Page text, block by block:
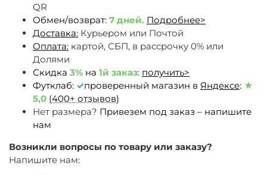
QR
Обмен/возврат: 7 дней. Подробнее>
Доставка: Курьером или Почтой
Оплата: картой, СБП, в рассрочку 0% или
Долями
Скидка 3% на 1й заказ: получить>
Футклаб: ✓проверенный магазин в Яндексе: ★
5,0 (400+ отзывов)
Нет размера? Привезем под заказ – напишите
нам
Возникли вопросы по товару или заказу?
Напишите нам: